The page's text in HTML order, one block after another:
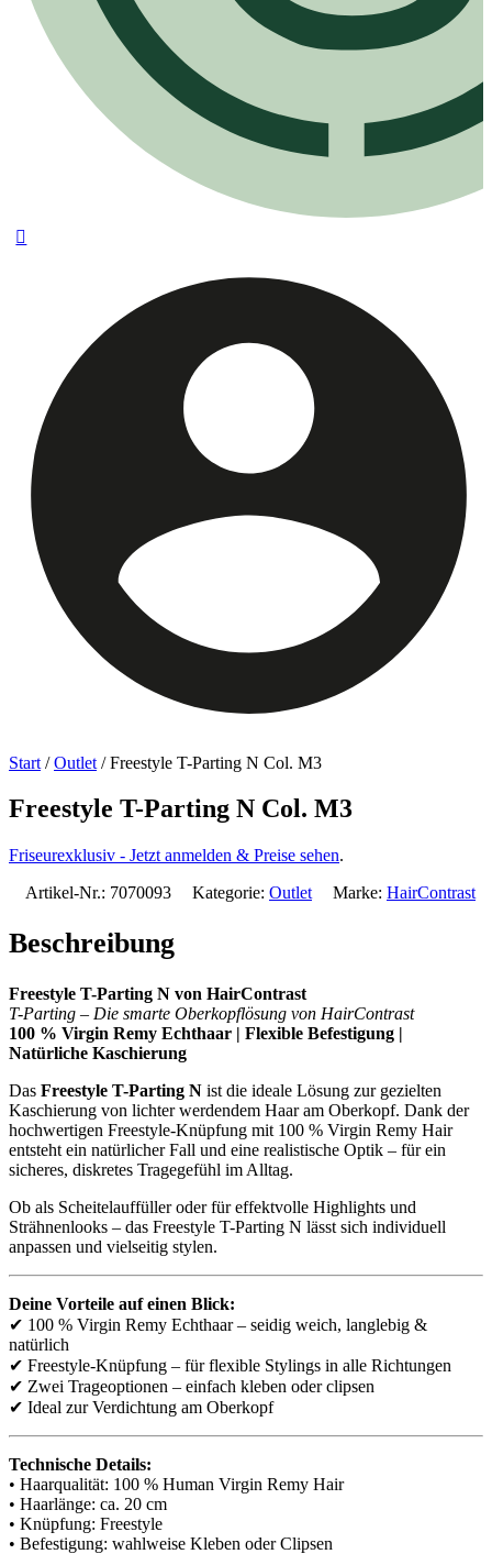
Start /Outlet / Freestyle T-Parting N Col. M3
Freestyle T-Parting N Col. M3
Friseurexklusiv - Jetzt anmelden & Preise sehen.
Artikel-Nr.: 7070093 Kategorie: Outlet Marke: HairContrast
Beschreibung
Freestyle T-Parting N von HairContrast
T-Parting – Die smarte Oberkopflösung von HairContrast
100 % Virgin Remy Echthaar | Flexible Befestigung |
Natürliche Kaschierung
Das Freestyle T-Parting N ist die ideale Lösung zur gezielten
Kaschierung von lichter werdendem Haar am Oberkopf. Dank der
hochwertigen Freestyle-Knüpfung mit 100 % Virgin Remy Hair
entsteht ein natürlicher Fall und eine realistische Optik – für ein
sicheres, diskretes Tragegefühl im Alltag.
Ob als Scheitelauffüller oder für effektvolle Highlights und
Strähnenlooks – das Freestyle T-Parting N lässt sich individuell
anpassen und vielseitig stylen.
Deine Vorteile auf einen Blick:
✔ 100 % Virgin Remy Echthaar – seidig weich, langlebig &
natürlich
✔ Freestyle-Knüpfung – für flexible Stylings in alle Richtungen
✔ Zwei Trageoptionen – einfach kleben oder clipsen
✔ Ideal zur Verdichtung am Oberkopf
Technische Details:
• Haarqualität: 100 % Human Virgin Remy Hair
• Haarlänge: ca. 20 cm
• Knüpfung: Freestyle
• Befestigung: wahlweise Kleben oder Clipsen